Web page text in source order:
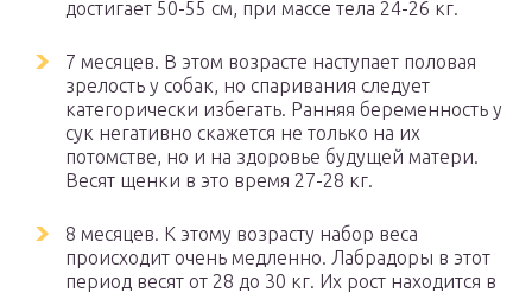
достигает 50-55 см, при массе тела 24-26 кг.
7 месяцев. В этом возрасте наступает половая
зрелость у собак, но спаривания следует
категорически избегать. Ранняя беременность у
сук негативно скажется не только на их
потомстве, но и на здоровье будущей матери.
Весят щенки в это время 27-28 кг.
8 месяцев. К этому возрасту набор веса
происходит очень медленно. Лабрадоры в этот
период весят от 28 до 30 кг. Их рост находится в